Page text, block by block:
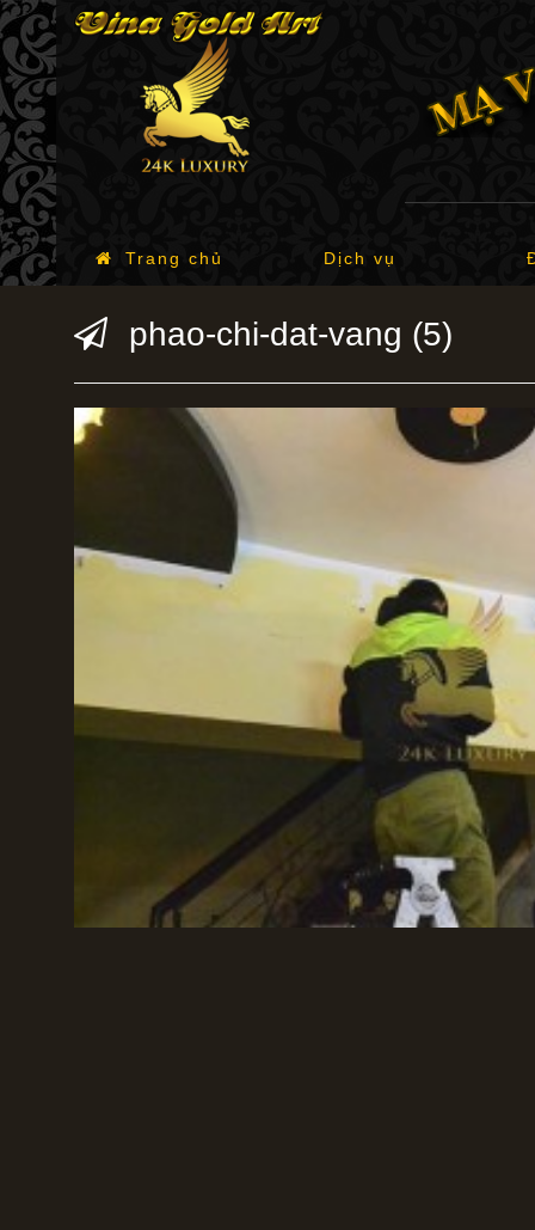
Trang chủ Dịch vụ
phao-chi-dat-vang (5)